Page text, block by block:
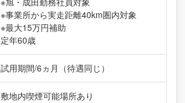
※事業所から実走距離40km圏内対象
※最大15万円補助
定年60歳
試用期間/6ヵ月（待遇同じ）
敷地内喫煙可能場所あり